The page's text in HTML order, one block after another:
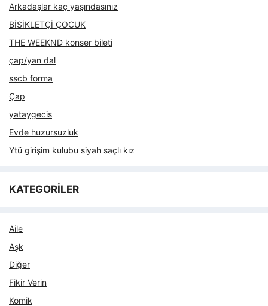
Arkadaşlar kaç yaşındasınız
BİSİKLETÇİ ÇOCUK
THE WEEKND konser bileti
çap/yan dal
sscb forma
Çap
yataygecis
Evde huzursuzluk
Ytü girişim kulubu siyah saçlı kız
KATEGORİLER
Aile
Aşk
Diğer
Fikir Verin
Komik